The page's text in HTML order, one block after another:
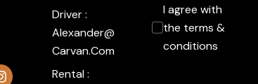
Driver :
Alexander@
Carvan.com
Rental :
I agree with
the terms &
conditions